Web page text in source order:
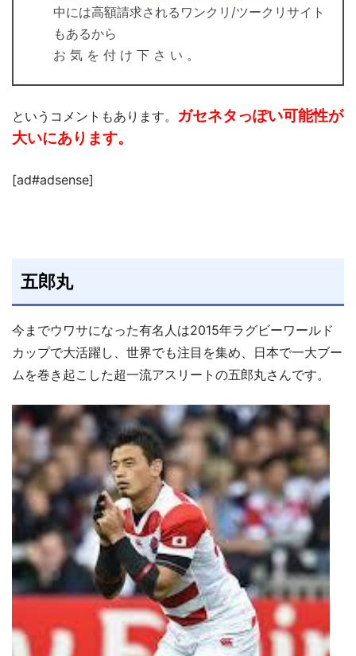
中には高額請求されるワンクリ/ツークリサイト
もあるから
お 気 を 付 け 下 さ い 。
というコメントもあります。 ガセネタっぽい可能性が
大いにあります。
[ad#adsense]
五郎丸
今までウワサになった有名人は2015年ラグビーワールド
カップで大活躍し、世界でも注目を集め、日本で一大ブー
ムを巻き起こした超一流アスリートの五郎丸さんです。